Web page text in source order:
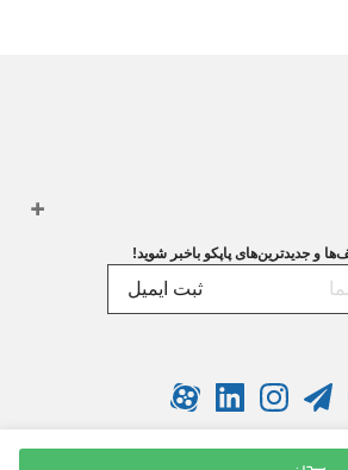
و جدیدترین‌های پاپکو باخبر شوید!
ثبت ایمیل